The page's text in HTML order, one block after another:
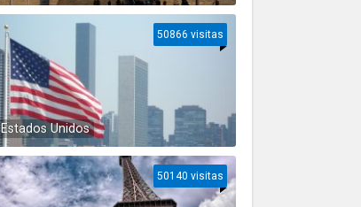
Estados Unidos
50866 visitas
50140 visitas